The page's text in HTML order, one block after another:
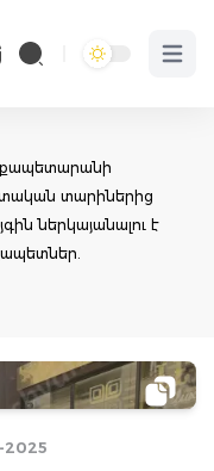
Open
տարիներից
ներկայանալու է
2025